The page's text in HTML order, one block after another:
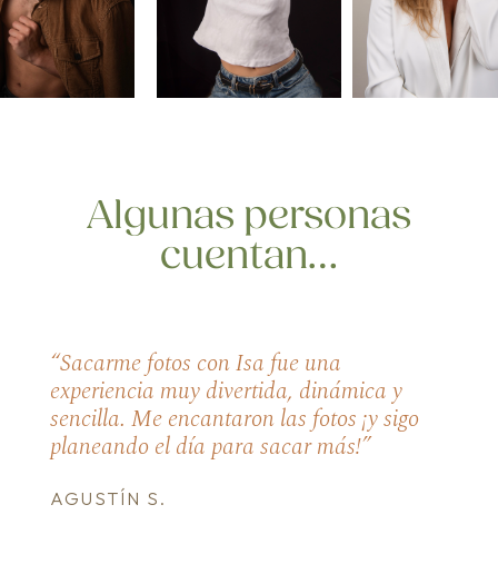
Algunas personas
cuentan…
“Sacarme fotos con Isa fue una
experiencia muy divertida, dinámica y
sencilla. Me encantaron las fotos ¡y sigo
planeando el día para sacar más!”
AGUSTÍN S.